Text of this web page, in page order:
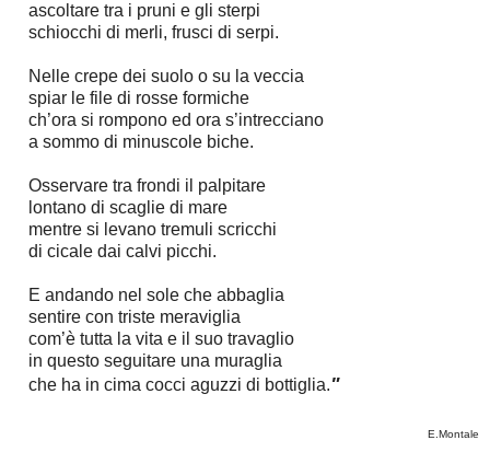
ascoltare tra i pruni e gli sterpi
schiocchi di merli, frusci di serpi.
Nelle crepe dei suolo o su la veccia
spiar le file di rosse formiche
ch’ora si rompono ed ora s’intrecciano
a sommo di minuscole biche.
Osservare tra frondi il palpitare
lontano di scaglie di mare
mentre si levano tremuli scricchi
di cicale dai calvi picchi.
E andando nel sole che abbaglia
sentire con triste meraviglia
com’è tutta la vita e il suo travaglio
in questo seguitare una muraglia
che ha in cima cocci aguzzi di bottiglia."
E.Montale